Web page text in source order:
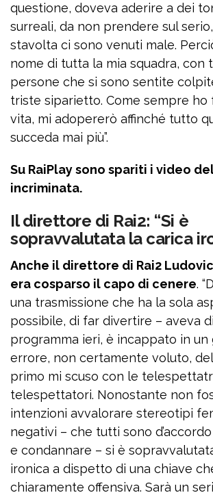
questione, doveva aderire a dei
surreali, da non prendere sul
stavolta ci sono venuti male.
nome di tutta la mia squadra, con
persone che si sono sentite
triste siparietto. Come sempre ho
vita, mi adopererò affinché tutto
succeda mai più”.
Su RaiPlay sono spariti i video
incriminata.
Il direttore di Rai2: “Si è
sopravvalutata la carica
Anche il direttore di Rai2
era cosparso il capo di cenere.
una trasmissione che ha la sola
possibile, di far divertire – aveva
programma ieri, è incappato in un
errore, non certamente voluto,
primo mi scuso con le
telespettatori. Nonostante non
intenzioni avvalorare stereotipi
negativi – che tutti sono
e condannare – si è
ironica a dispetto di una chiave
chiaramente offensiva. Sarà un